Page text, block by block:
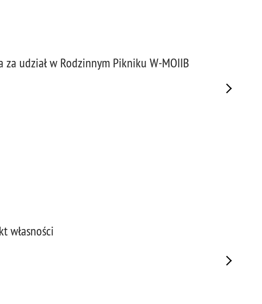
za udział w Rodzinnym Pikniku W-MOIIB
własności